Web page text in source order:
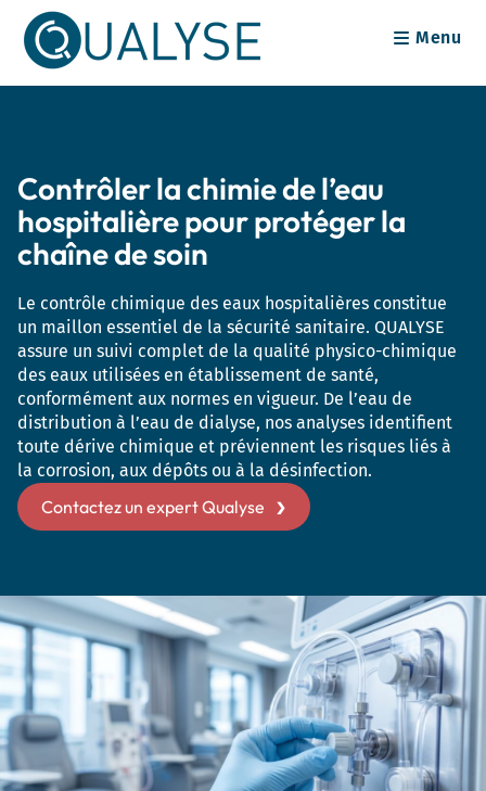
content
Menu
Contrôler la chimie de l’eau
hospitalière pour protéger la
chaîne de soin
Le contrôle chimique des eaux hospitalières constitue
un maillon essentiel de la sécurité sanitaire. QUALYSE
assure un suivi complet de la qualité physico-chimique
des eaux utilisées en établissement de santé,
conformément aux normes en vigueur. De l’eau de
distribution à l’eau de dialyse, nos analyses identifient
toute dérive chimique et préviennent les risques liés à
la corrosion, aux dépôts ou à la désinfection.
Contactez un expert Qualyse